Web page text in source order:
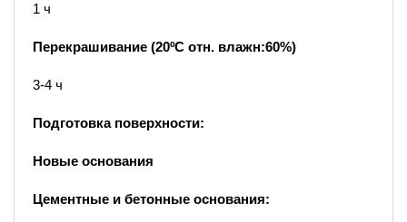
1 ч
Перекрашивание (20ºC отн. влажн:60%)
3-4 ч
Подготовка поверхности:
Новые основания
Цементные и бетонные основания: